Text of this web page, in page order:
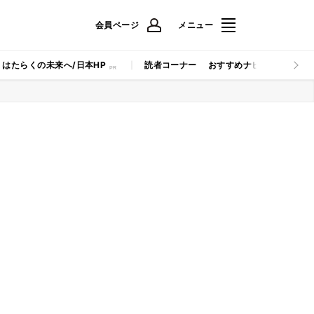
会員ページ メニュー
はたらくの未来へ/日本HP 読者コーナー おすすめナビ マイナビ